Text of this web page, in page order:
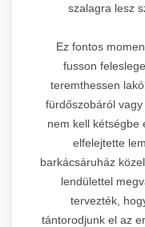
szalagra lesz
Ez fontos
fusson
teremthessen
fürdőszobáról
nem kell kétségbe
elfelejtette
barkácsáruház
lendülettel
tervezték,
tántorodjunk el az